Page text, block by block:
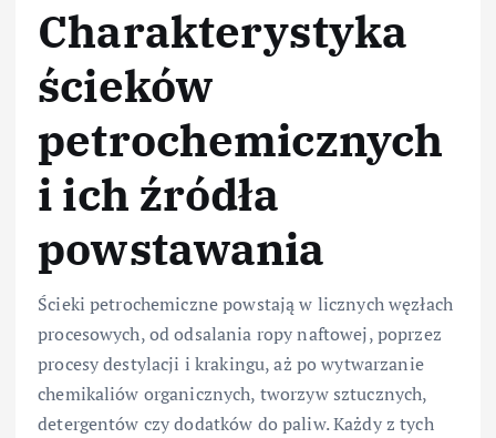
Charakterystyka
ścieków
petrochemicznych
i ich źródła
powstawania
Ścieki petrochemiczne powstają w licznych węzłach
procesowych, od odsalania ropy naftowej, poprzez
procesy destylacji i krakingu, aż po wytwarzanie
chemikaliów organicznych, tworzyw sztucznych,
detergentów czy dodatków do paliw. Każdy z tych